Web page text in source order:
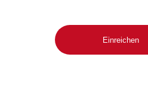
Einreichen